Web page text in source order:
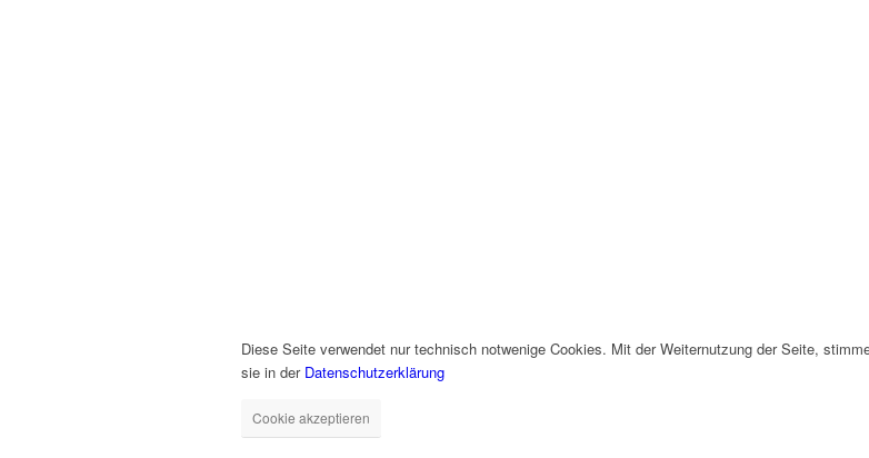
Diese Seite verwendet nur technisch notwenige Cookies. Mit der Weiternutzung der Seite,
sie in der Datenschutzerklärung
Cookie akzeptieren